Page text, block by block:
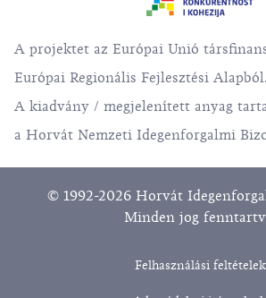
A projektet az Európai Unió
Európai Regionális Fejlesztési Alapból.
A kiadvány / megjelenített anyag
a Horvát Nemzeti Idegenforgalmi
© 1992-2026 Horvát
Minden jog
Felhasználási feltételek